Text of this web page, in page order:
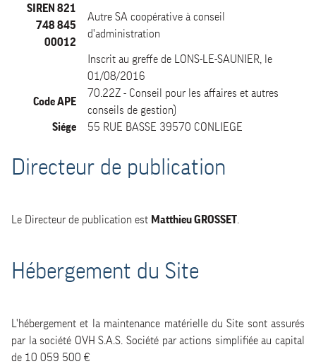
SIREN 821
748 845
00012
Autre SA coopérative à conseil
d'administration
Inscrit au greffe de LONS-LE-SAUNIER, le
01/08/2016
Code APE
70.22Z - Conseil pour les affaires et autres
conseils de gestion)
Siége
55 RUE BASSE 39570 CONLIEGE
Directeur de publication
Le Directeur de publication est Matthieu GROSSET
Hébergement du Site
L'hébergement et la maintenance matérielle du Site sont assurés
par la société OVH S.A.S. Société par actions simplifiée au capital
de 10 059 500 €